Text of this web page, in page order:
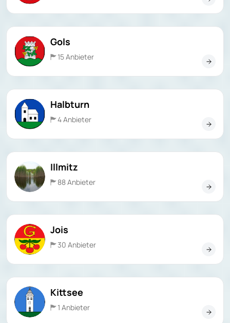
Gols
15 Anbieter
Halbturn
4 Anbieter
Illmitz
88 Anbieter
Jois
30 Anbieter
Kittsee
1 Anbieter